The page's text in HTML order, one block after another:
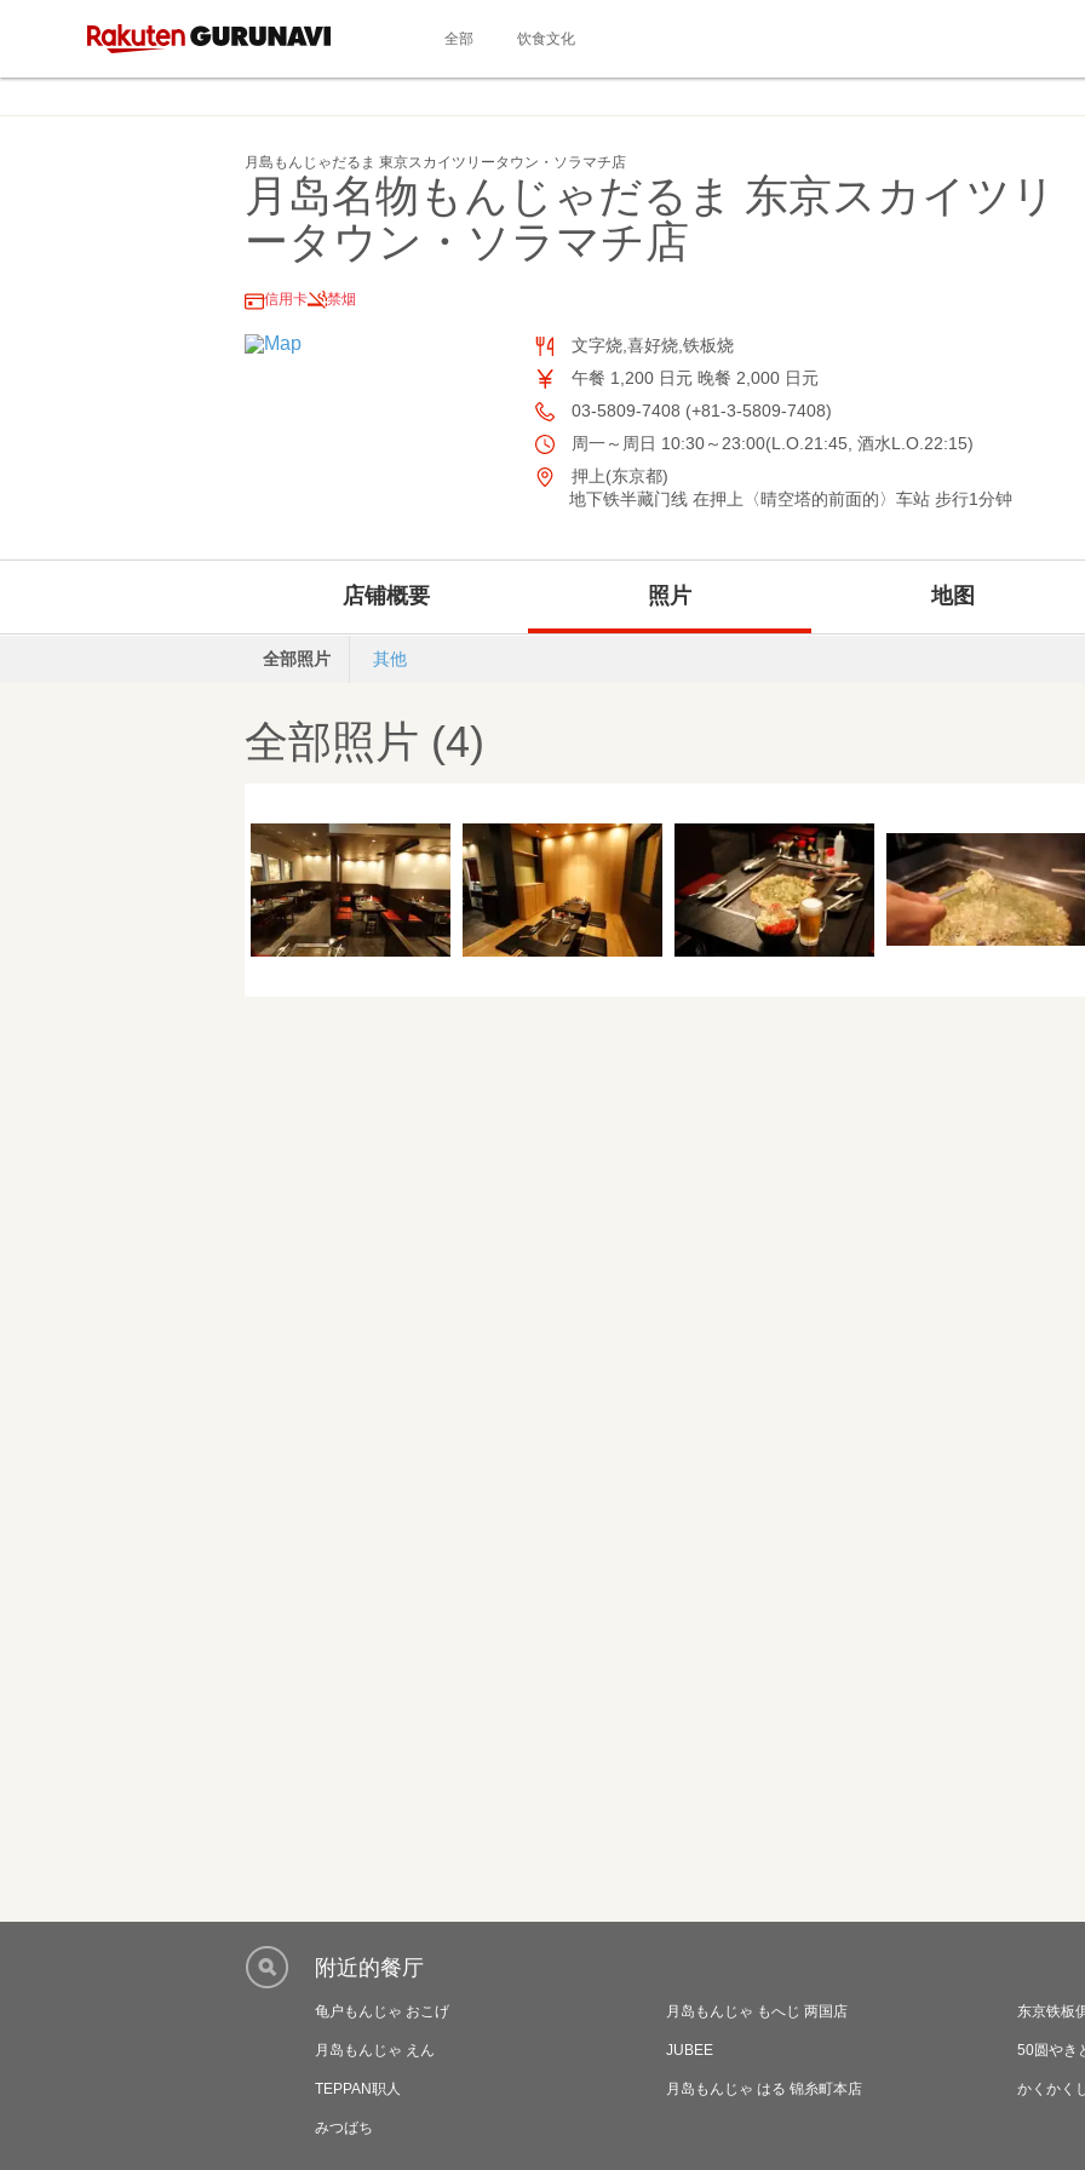
全部 饮食文化
月島もんじゃだるま 東京スカイツリータウン・ソラマチ店
月岛名物もんじゃだるま 东京スカイツリ
ータウン・ソラマチ店
信用卡 禁烟
文字烧,喜好烧,铁板烧
午餐 1,200 日元 晚餐 2,000 日元
03-5809-7408 (+81-3-5809-7408)
周一～周日 10:30～23:00(L.O.21:45, 酒水L.O.22:15)
押上(东京都)
地下铁半藏门线 在押上〈晴空塔的前面的〉车站 步行1分钟
店铺概要 照片 地图
全部照片 其他
全部照片 (4)
附近的餐厅
龟户もんじゃ おこげ 月岛もんじゃ もへじ 两国店 东京铁板
月岛もんじゃ えん JUBEE 50圆やき
TEPPAN职人 月岛もんじゃ はる 锦糸町本店 かくかく
みつばち